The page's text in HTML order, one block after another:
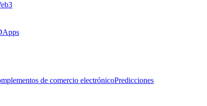
de comercio electrónicoPredicciones